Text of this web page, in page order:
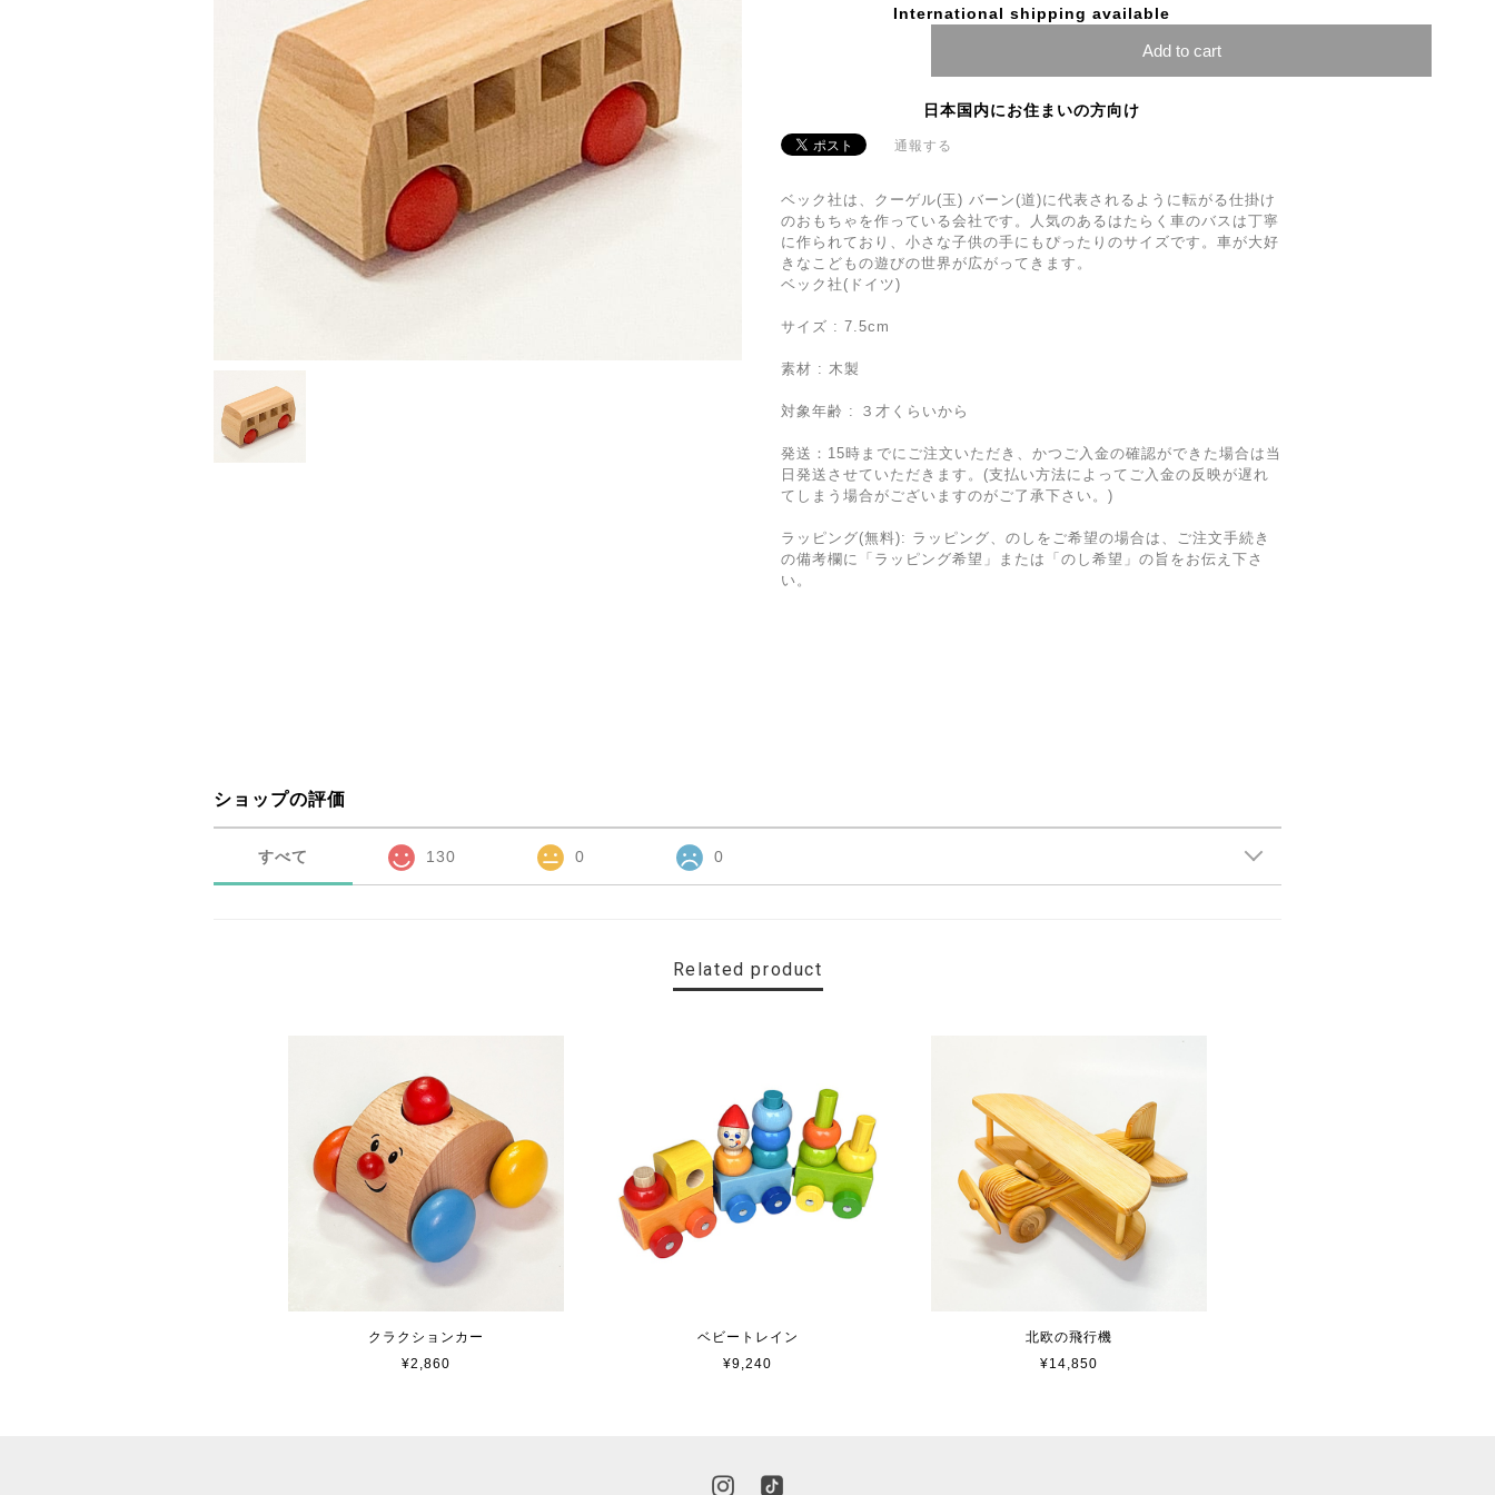
International shipping available
Add to cart
日本国内にお住まいの方向け
通報する
ベック社は、クーゲル(玉) バーン(道)に代表されるように転がる仕掛け
のおもちゃを作っている会社です。人気のあるはたらく車のバスは丁寧
に作られており、小さな子供の手にもぴったりのサイズです。車が大好
きなこどもの遊びの世界が広がってきます。
ベック社(ドイツ)
サイズ : 7.5cm
素材 : 木製
対象年齢 : ３才くらいから
発送：15時までにご注文いただき、かつご入金の確認ができた場合は当
日発送させていただきます。(支払い方法によってご入金の反映が遅れ
てしまう場合がございますのがご了承下さい。)
ラッピング(無料): ラッピング、のしをご希望の場合は、ご注文手続き
の備考欄に「ラッピング希望」または「のし希望」の旨をお伝え下さ
い。
ショップの評価
すべて 130 0 0
Related product
クラクションカー
¥2,860
ベビートレイン
¥9,240
北欧の飛行機
¥14,850